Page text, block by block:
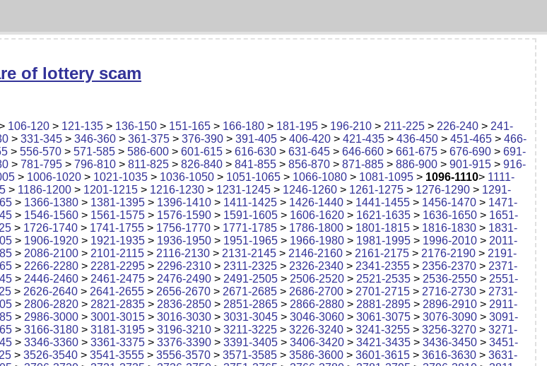
of lottery scam
106-120 > 121-135 > 136-150 > 151-165 > 166-180 > 181-195 > 196-210 > 211-225 > 226-240 > 241-
> 331-345 > 346-360 > 361-375 > 376-390 > 391-405 > 406-420 > 421-435 > 436-450 > 451-465 > 466-
> 556-570 > 571-585 > 586-600 > 601-615 > 616-630 > 631-645 > 646-660 > 661-675 > 676-690 > 691-
> 781-795 > 796-810 > 811-825 > 826-840 > 841-855 > 856-870 > 871-885 > 886-900 > 901-915 > 916-
> 1006-1020 > 1021-1035 > 1036-1050 > 1051-1065 > 1066-1080 > 1081-1095 > 1096-1110> 1111-
> 1186-1200 > 1201-1215 > 1216-1230 > 1231-1245 > 1246-1260 > 1261-1275 > 1276-1290 > 1291-
> 1366-1380 > 1381-1395 > 1396-1410 > 1411-1425 > 1426-1440 > 1441-1455 > 1456-1470 > 1471-
> 1546-1560 > 1561-1575 > 1576-1590 > 1591-1605 > 1606-1620 > 1621-1635 > 1636-1650 > 1651-
> 1726-1740 > 1741-1755 > 1756-1770 > 1771-1785 > 1786-1800 > 1801-1815 > 1816-1830 > 1831-
> 1906-1920 > 1921-1935 > 1936-1950 > 1951-1965 > 1966-1980 > 1981-1995 > 1996-2010 > 2011-
> 2086-2100 > 2101-2115 > 2116-2130 > 2131-2145 > 2146-2160 > 2161-2175 > 2176-2190 > 2191-
> 2266-2280 > 2281-2295 > 2296-2310 > 2311-2325 > 2326-2340 > 2341-2355 > 2356-2370 > 2371-
> 2446-2460 > 2461-2475 > 2476-2490 > 2491-2505 > 2506-2520 > 2521-2535 > 2536-2550 > 2551-
> 2626-2640 > 2641-2655 > 2656-2670 > 2671-2685 > 2686-2700 > 2701-2715 > 2716-2730 > 2731-
> 2806-2820 > 2821-2835 > 2836-2850 > 2851-2865 > 2866-2880 > 2881-2895 > 2896-2910 > 2911-
> 2986-3000 > 3001-3015 > 3016-3030 > 3031-3045 > 3046-3060 > 3061-3075 > 3076-3090 > 3091-
> 3166-3180 > 3181-3195 > 3196-3210 > 3211-3225 > 3226-3240 > 3241-3255 > 3256-3270 > 3271-
> 3346-3360 > 3361-3375 > 3376-3390 > 3391-3405 > 3406-3420 > 3421-3435 > 3436-3450 > 3451-
> 3526-3540 > 3541-3555 > 3556-3570 > 3571-3585 > 3586-3600 > 3601-3615 > 3616-3630 > 3631-